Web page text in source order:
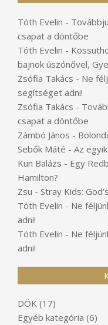
Tóth Evelin -
csapat a döntőbe
Tóth Evelin -
bajnok úszónővel,
Zsófia Takács - Ne
segítséget adni!
Zsófia Takács -
csapat a döntőbe
Zámbó János -
Sebők Máté - Az
Kun Balázs - Egy
Hamilton?
Zsu - Stray Kids:
Tóth Evelin - Ne
adni!
Tóth Evelin - Ne
adni!
DÖK (17)
Egyéb kategória (6)